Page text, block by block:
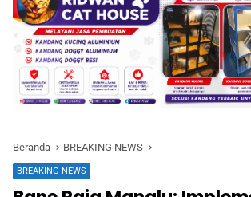
Beranda BREAKING NEWS
BREAKING NEWS